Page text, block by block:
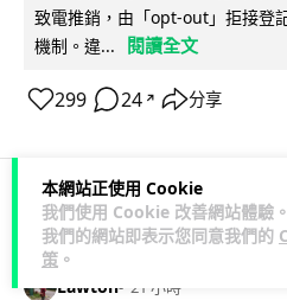
本網站正使用 Cookie
我們使用 Cookie 改善網站體驗
我們的網站即表示您同意我們的
策 。
致電推銷，由「opt-out」拒接登
機制。違...
閱讀全文
299 24 ↗ 分享
人工智能
Lawton 21 小時